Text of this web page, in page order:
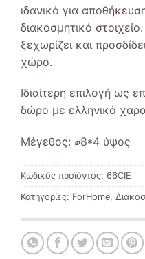
ιδανικό για
διακοσμητικό
ξεχωρίζει και
χώρο.
Ιδιαίτερη επιλογή ως
δώρο με ελληνικό
Μέγεθος: ⌀8*4 ύψος
Κωδικός προϊόντος: 66CIE
Κατηγορίες: ForHome,